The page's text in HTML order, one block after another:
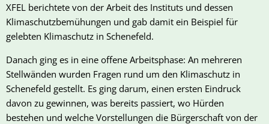
XFEL berichtete von der Arbeit des Instituts und dessen
Klimaschutzbemühungen und gab damit ein Beispiel für
gelebten Klimaschutz in Schenefeld.
Danach ging es in eine offene Arbeitsphase: An mehreren
Stellwänden wurden Fragen rund um den Klimaschutz in
Schenefeld gestellt. Es ging darum, einen ersten Eindruck
davon zu gewinnen, was bereits passiert, wo Hürden
bestehen und welche Vorstellungen die Bürgerschaft von der